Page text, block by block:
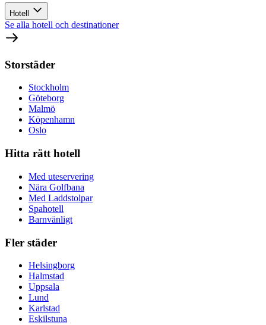
Hotell
Se alla hotell och destinationer
Storstäder
Stockholm
Göteborg
Malmö
Köpenhamn
Oslo
Hitta rätt hotell
Med uteservering
Nära Golfbana
Med Laddstolpar
Spahotell
Barnvänligt
Fler städer
Helsingborg
Halmstad
Uppsala
Lund
Karlstad
Eskilstuna